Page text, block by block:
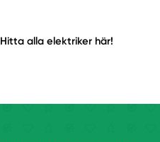
Hitta alla elektriker här!